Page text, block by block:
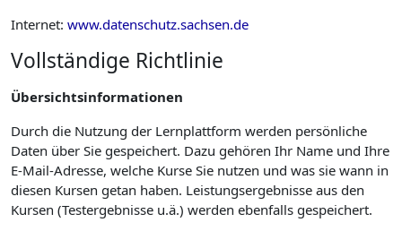
Internet: www.datenschutz.sachsen.de
Vollständige Richtlinie
Übersichtsinformationen
Durch die Nutzung der Lernplattform werden persönliche
Daten über Sie gespeichert. Dazu gehören Ihr Name und Ihre
E-Mail-Adresse, welche Kurse Sie nutzen und was sie wann in
diesen Kursen getan haben. Leistungsergebnisse aus den
Kursen (Testergebnisse u.ä.) werden ebenfalls gespeichert.